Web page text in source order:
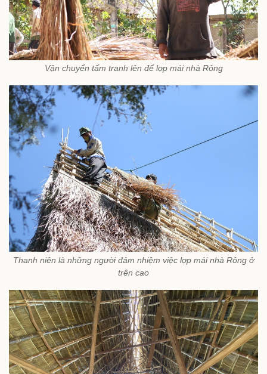
Vận chuyển tấm tranh lên để lợp mái nhà Rông
Thanh niên là những người đảm nhiệm việc lợp mái nhà Rông ở
trên cao